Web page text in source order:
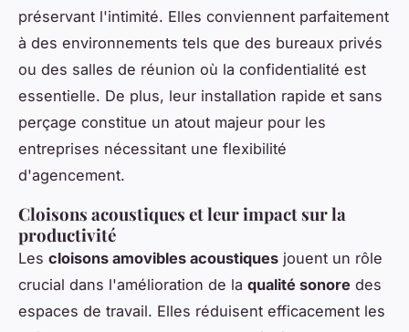
préservant l'intimité. Elles conviennent parfaitement
à des environnements tels que des bureaux privés
ou des salles de réunion où la confidentialité est
essentielle. De plus, leur installation rapide et sans
perçage constitue un atout majeur pour les
entreprises nécessitant une flexibilité
d'agencement.
Cloisons acoustiques et leur impact sur la
productivité
Les cloisons amovibles acoustiques jouent un rôle
crucial dans l'amélioration de la qualité sonore des
espaces de travail. Elles réduisent efficacement les